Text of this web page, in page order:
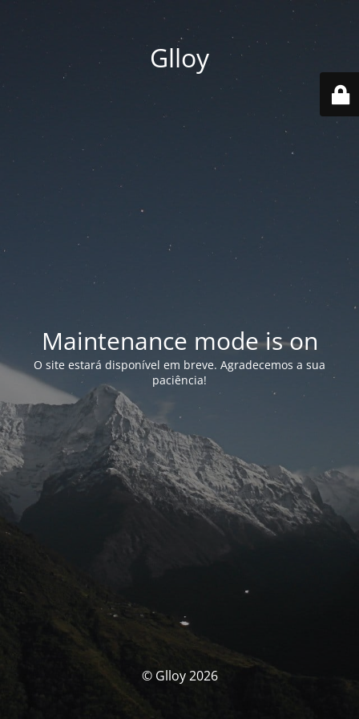
Glloy
Maintenance mode is on
O site estará disponível em breve. Agradecemos a sua
paciência!
© Glloy 2026